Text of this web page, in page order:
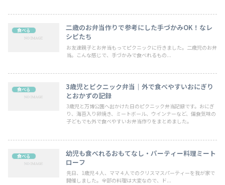
食べる
二歳のお弁当作りで参考にした手づかみOK！なレ
シピたち
お友達親子とお弁当もってピクニックに行きました。二歳児のお弁
当。こんな感じで、手づかみで食べれるもの...
食べる
3歳児とピクニック弁当｜外で食べやすいおにぎり
とおかずの記録
3歳児と万博公園へ出かけた日のピクニック弁当記録です。おにぎ
り、海苔入り卵焼き、ミートボール、ウインナーなど、偏食気味の
子どもでも外で食べやすいお弁当作りをまとめました。
食べる
幼児も食べれるおもてなし・パーティー料理ミート
ローフ
先日、1歳児４人、ママ４人でのクリスマスパーティーを我が家で
開催しました。全部の料理は大変なので、ド...